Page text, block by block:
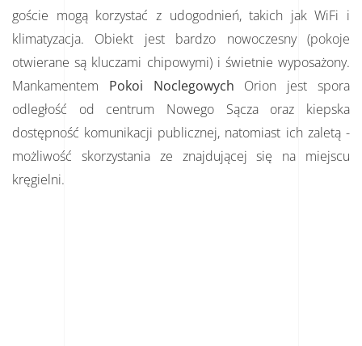
goście mogą korzystać z udogodnień, takich jak WiFi i
klimatyzacja. Obiekt jest bardzo nowoczesny (pokoje
otwierane są kluczami chipowymi) i świetnie wyposażony.
Mankamentem Pokoi Noclegowych Orion jest spora
odległość od centrum Nowego Sącza oraz kiepska
dostępność komunikacji publicznej, natomiast ich zaletą -
możliwość skorzystania ze znajdującej się na miejscu
kręgielni.